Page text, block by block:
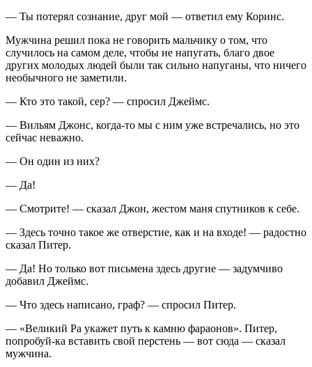
— Ты потерял сознание, друг мой — ответил ему Коринс.
Мужчина решил пока не говорить мальчику о том, что
случилось на самом деле, чтобы не напугать, благо двое
других молодых людей были так сильно напуганы, что ничего
необычного не заметили.
— Кто это такой, сер? — спросил Джеймс.
— Вильям Джонс, когда-то мы с ним уже встречались, но это
сейчас неважно.
— Он один из них?
— Да!
— Смотрите! — сказал Джон, жестом маня спутников к себе.
— Здесь точно такое же отверстие, как и на входе! — радостно
сказал Питер.
— Да! Но только вот письмена здесь другие — задумчиво
добавил Джеймс.
— Что здесь написано, граф? — спросил Питер.
— «Великий Ра укажет путь к камню фараонов». Питер,
попробуй-ка вставить свой перстень — вот сюда — сказал
мужчина.